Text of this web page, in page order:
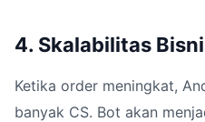
4. Skalabilitas
Ketika order meningkat,
banyak CS. Bot akan